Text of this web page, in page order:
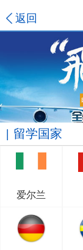
返回
留学国家
爱尔兰